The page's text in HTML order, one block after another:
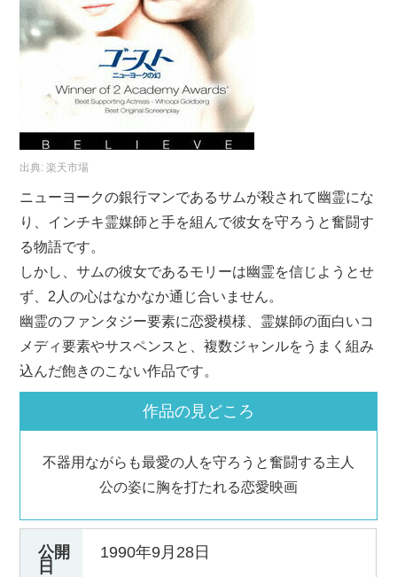
出典:楽天市場
ニューヨークの銀行マンであるサムが殺されて幽霊にな
り、インチキ霊媒師と手を組んで彼女を守ろうと奮闘す
る物語です。
しかし、サムの彼女であるモリーは幽霊を信じようとせ
ず、2人の心はなかなか通じ合いません。
幽霊のファンタジー要素に恋愛模様、霊媒師の面白いコ
メディ要素やサスペンスと、複数ジャンルをうまく組み
込んだ飽きのこない作品です。
作品の見どころ
不器用ながらも最愛の人を守ろうと奮闘する主人
公の姿に胸を打たれる恋愛映画
公開
日
1990年9月28日